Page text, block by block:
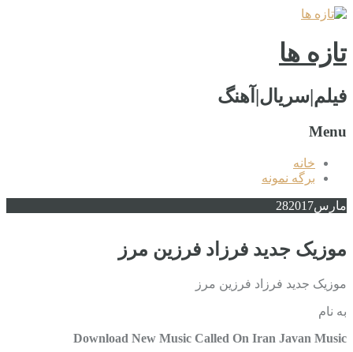
تازه ها
فیلم|سریال|آهنگ
Menu
خانه
برگه نمونه
مارس 282017
موزیک جدید فرزاد فرزین مرز
موزیک جدید فرزاد فرزین مرز
به نام
Download New Music Called On Iran Javan Music